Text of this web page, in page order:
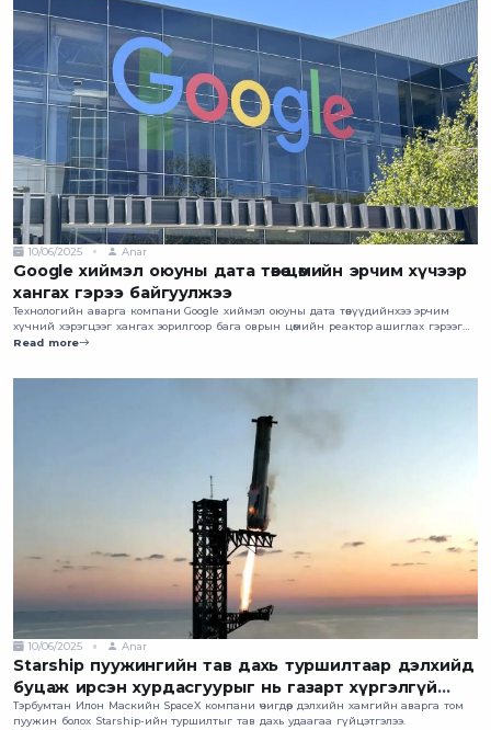
10/06/2025 Anar
Google хиймэл оюуны дата төвөө цөмийн эрчим хүчээр
хангах гэрээ байгуулжээ
Технологийн аварга компани Google хиймэл оюуны дата төвүүдийнхээ эрчим
хүчний хэрэгцээг хангах зорилгоор бага оврын цөмийн реактор ашиглах гэрээг
байгуулжээ.
Read more
10/06/2025 Anar
Starship пуужингийн тав дахь туршилтаар дэлхийд
буцаж ирсэн хурдасгуурыг нь газарт хүргэлгүй
амжилттай “савхдав”
Тэрбумтан Илон Маскийн SpaceX компани өчигдөр дэлхийн хамгийн аварга том
пуужин болох Starship-ийн туршилтыг тав дахь удаагаа гүйцэтгэлээ.